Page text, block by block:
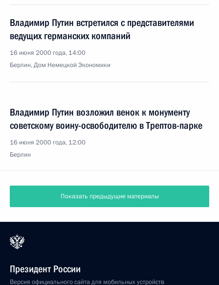
Владимир Путин встретился с представителями
ведущих германских компаний
16 июня 2000 года, 14:00
Берлин, Дом Немецкой Экономики
Владимир Путин возложил венок к монументу
советскому воину-освободителю в Трептов-парке
16 июня 2000 года, 12:00
Берлин
Показать предыдущие материалы
Президент России
Версия официального сайта для мобильных устройств